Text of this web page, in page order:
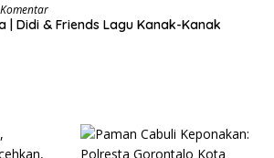
| Didi & Friends Lagu Kanak-Kanak